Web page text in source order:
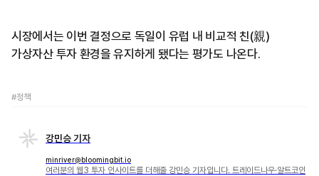
시장에서는 이번 결정으로 독일이 유럽 내 비교적 친(親)
가상자산 투자 환경을 유지하게 됐다는 평가도 나온다.
#정책
강민승 기자
minriver@bloomingbit.io
여러분의 웹3 투자 인사이트를 더해줄 강민승 기자입니다. 트레이드나우·알트코인